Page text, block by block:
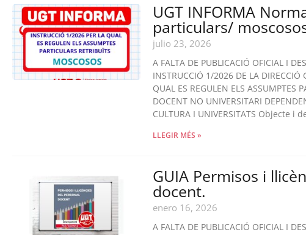
UGT INFORMA
particulars/
julio 23, 2026
A FALTA DE PUBLICACIÓ OFICIAL I
INSTRUCCIÓ 1/2026 DE LA DIRECCIÓ
QUAL ES REGULEN ELS ASSUMPTES
DOCENT NO UNIVERSITARI
CULTURA I UNIVERSITATS Objecte
LLEGIR MÉS »
GUIA Permisos i
docent.
enero 16, 2026
A FALTA DE PUBLICACIÓ OFICIAL I